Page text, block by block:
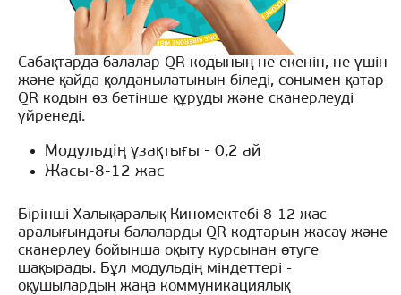
Сабақтарда балалар QR кодының не екенін, не үшін
және қайда қолданылатынын біледі, сонымен қатар
QR кодын өз бетінше құруды және сканерлеуді
үйренеді.
Модульдің ұзақтығы - 0,2 ай
Жасы-8-12 жас
Бірінші Халықаралық Киномектебі 8-12 жас
аралығындағы балаларды QR кодтарын жасау және
сканерлеу бойынша оқыту курсынан өтуге
шақырады. Бұл модульдің міндеттері -
оқушылардың жаңа коммуникациялық